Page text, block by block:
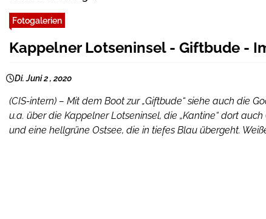
Fotogalerien
Kappelner Lotseninsel - Giftbude -
Di. Juni 2 , 2020
(CIS-intern) – Mit dem Boot zur „Giftbude“ siehe auch die
u.a. über die Kappelner Lotseninsel, die „Kantine“ dort
und eine hellgrüne Ostsee, die in tiefes Blau übergeht.